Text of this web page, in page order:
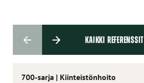
KAIKKI REFERENSSIT
700-sarja | Kiinteistönhoito